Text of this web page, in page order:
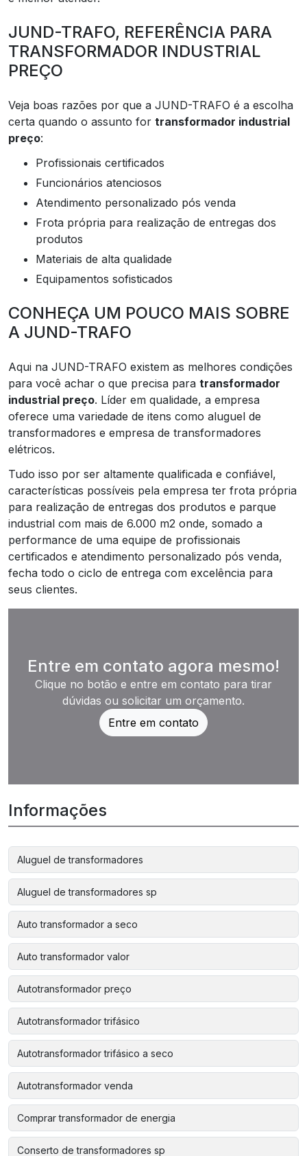
JUND-TRAFO, REFERÊNCIA PARA
TRANSFORMADOR INDUSTRIAL
PREÇO
Veja boas razões por que a JUND-TRAFO é a escolha
certa quando o assunto for transformador industrial
preço:
profissionais certificados
funcionários atenciosos
atendimento personalizado pós venda
frota própria para realização de entregas dos
produtos
materiais de alta qualidade
equipamentos sofisticados
CONHEÇA UM POUCO MAIS SOBRE
A JUND-TRAFO
Aqui na JUND-TRAFO existem as melhores condições
para você achar o que precisa para transformador
industrial preço. Líder em qualidade, a empresa
oferece uma variedade de itens como aluguel de
transformadores e empresa de transformadores
elétricos.
Tudo isso por ser altamente qualificada e confiável,
características possíveis pela empresa ter frota própria
para realização de entregas dos produtos e parque
industrial com mais de 6.000 m2 onde, somado a
performance de uma equipe de profissionais
certificados e atendimento personalizado pós venda,
fecha todo o ciclo de entrega com excelência para
seus clientes.
Entre em contato agora mesmo!
Clique no botão e entre em contato para tirar
dúvidas ou solicitar um orçamento.
Entre em contato
Informações
Aluguel de transformadores
Aluguel de transformadores sp
Auto transformador a seco
Auto transformador valor
Autotransformador preço
Autotransformador trifásico
Autotransformador trifásico a seco
Autotransformador venda
Comprar transformador de energia
Conserto de transformadores sp